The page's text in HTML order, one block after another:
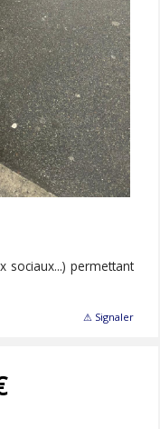
sociaux...) permettant
⚠ Signaler